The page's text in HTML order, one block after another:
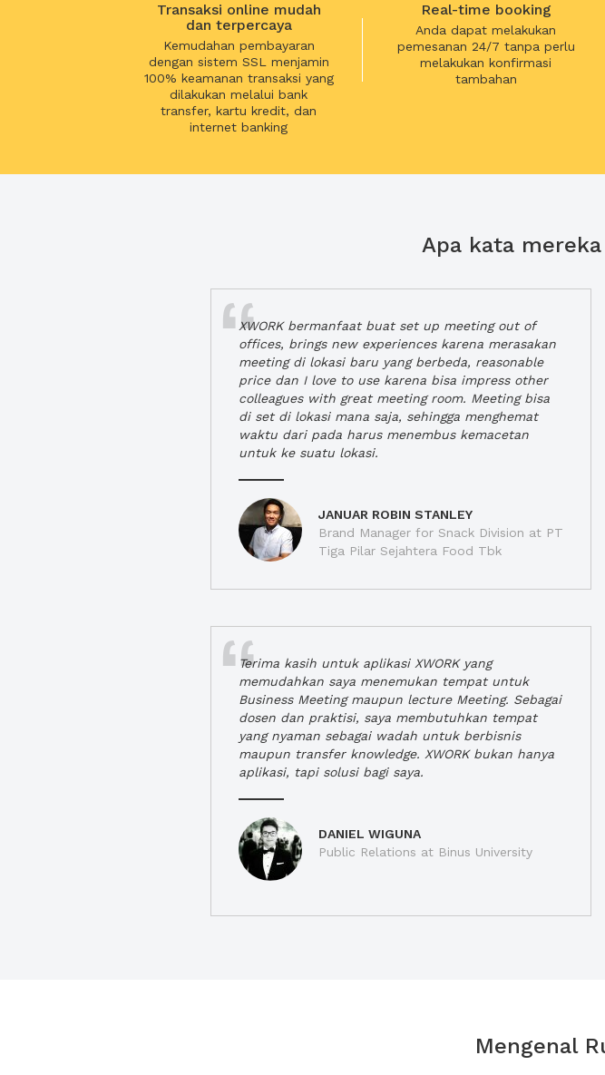
Transaksi online mudah
dan terpercaya
Kemudahan pembayaran
dengan sistem SSL menjamin
100% keamanan transaksi yang
dilakukan melalui bank
transfer, kartu kredit, dan
internet banking
Real-time booking
Anda dapat melakukan
pemesanan 24/7 tanpa perlu
melakukan konfirmasi
tambahan
Apa kata
XWORK bermanfaat buat set up meeting out of
offices, brings new experiences karena merasakan
meeting di lokasi baru yang berbeda, reasonable
price dan I love to use karena bisa impress other
colleagues with great meeting room. Meeting bisa
di set di lokasi mana saja, sehingga menghemat
waktu dari pada harus menembus kemacetan
untuk ke suatu lokasi.
JANUAR ROBIN STANLEY
Brand Manager for Snack Division at PT
Tiga Pilar Sejahtera Food Tbk
Terima kasih untuk aplikasi XWORK yang
memudahkan saya menemukan tempat untuk
Business Meeting maupun lecture Meeting. Sebagai
dosen dan praktisi, saya membutuhkan tempat
yang nyaman sebagai wadah untuk berbisnis
maupun transfer knowledge. XWORK bukan hanya
aplikasi, tapi solusi bagi saya.
DANIEL WIGUNA
Public Relations at Binus University
Mengenal